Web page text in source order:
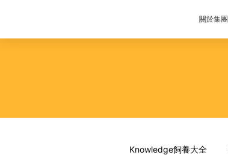
關於集團
Knowledge飼養大全